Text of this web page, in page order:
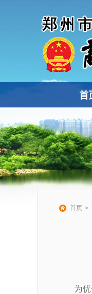
首
首页
为